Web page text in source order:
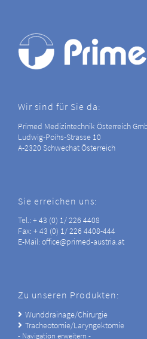
Wir sind für Sie da:
Primed Medizintechnik Österreich
Ludwig-Poihs-Strasse 10
A-2320 Schwechat Österreich
Sie erreichen uns:
Tel.: + 43 (0) 1/ 226 4408
Fax: + 43 (0) 1/ 226 4408-444
E-Mail: office@primed-austria.at
Zu unseren Produkten:
Wunddrainage/Chirurgie
Tracheotomie/Laryngektomie
- Navigation erweitern -